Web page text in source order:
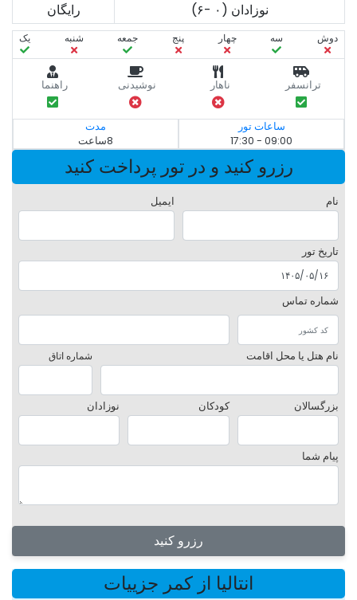
نوزادان (۰ -۶)
رایگان
دوش سه‌ چهار پنج جمعه شنبه یک
ترانسفر ناهار نوشیدنی راهنما
ساعات تور
09:00 - 17:30
مدت
8ساعت
رزرو کنید و در تور پرداخت کنید
نام ایمیل
تاریخ تور
شماره تماس
نام هتل یا محل اقامت شماره اتاق
بزرگسالان کودکان نوزادان
پیام شما
رزرو کنید
انتالیا از کمر جزییات